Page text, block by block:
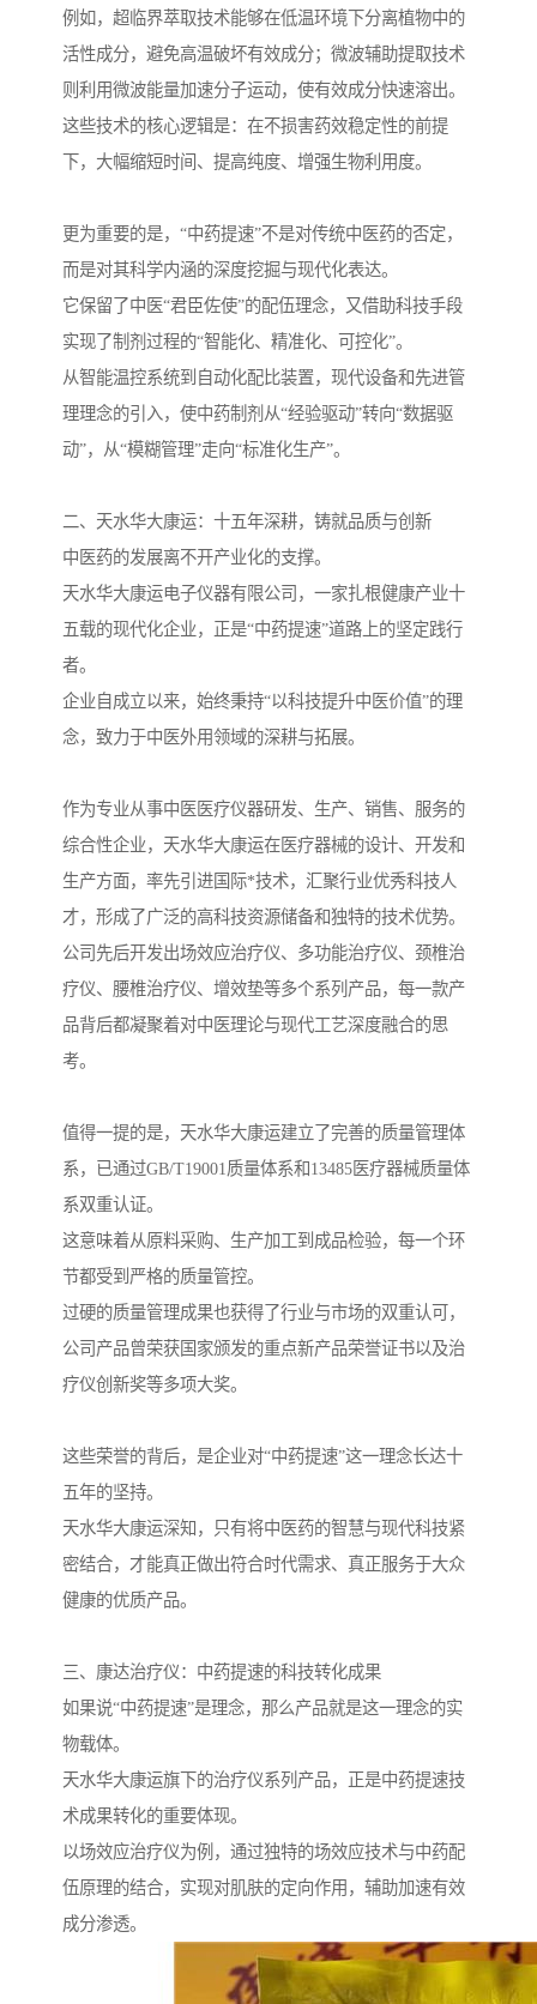
例如，超临界萃取技术能够在低温环境下分离植物中的
活性成分，避免高温破坏有效成分；微波辅助提取技术
则利用微波能量加速分子运动，使有效成分快速溶出。
这些技术的核心逻辑是：在不损害药效稳定性的前提
下，大幅缩短时间、提高纯度、增强生物利用度。
更为重要的是，“中药提速”不是对传统中医药的否定，
而是对其科学内涵的深度挖掘与现代化表达。
它保留了中医“君臣佐使”的配伍理念，又借助科技手段
实现了制剂过程的“智能化、精准化、可控化”。
从智能温控系统到自动化配比装置，现代设备和先进管
理理念的引入，使中药制剂从“经验驱动”转向“数据驱
动”，从“模糊管理”走向“标准化生产”。
二、天水华大康运：十五年深耕，铸就品质与创新
中医药的发展离不开产业化的支撑。
天水华大康运电子仪器有限公司，一家扎根健康产业十
五载的现代化企业，正是“中药提速”道路上的坚定践行
者。
企业自成立以来，始终秉持“以科技提升中医价值”的理
念，致力于中医外用领域的深耕与拓展。
作为专业从事中医医疗仪器研发、生产、销售、服务的
综合性企业，天水华大康运在医疗器械的设计、开发和
生产方面，率先引进国际*技术，汇聚行业优秀科技人
才，形成了广泛的高科技资源储备和独特的技术优势。
公司先后开发出场效应治疗仪、多功能治疗仪、颈椎治
疗仪、腰椎治疗仪、增效垫等多个系列产品，每一款产
品背后都凝聚着对中医理论与现代工艺深度融合的思
考。
值得一提的是，天水华大康运建立了完善的质量管理体
系，已通过GB/T19001质量体系和13485医疗器械质量体
系双重认证。
这意味着从原料采购、生产加工到成品检验，每一个环
节都受到严格的质量管控。
过硬的质量管理成果也获得了行业与市场的双重认可，
公司产品曾荣获国家颁发的重点新产品荣誉证书以及治
疗仪创新奖等多项大奖。
这些荣誉的背后，是企业对“中药提速”这一理念长达十
五年的坚持。
天水华大康运深知，只有将中医药的智慧与现代科技紧
密结合，才能真正做出符合时代需求、真正服务于大众
健康的优质产品。
三、康达治疗仪：中药提速的科技转化成果
如果说“中药提速”是理念，那么产品就是这一理念的实
物载体。
天水华大康运旗下的治疗仪系列产品，正是中药提速技
术成果转化的重要体现。
以场效应治疗仪为例，通过独特的场效应技术与中药配
伍原理的结合，实现对肌肤的定向作用，辅助加速有效
成分渗透。